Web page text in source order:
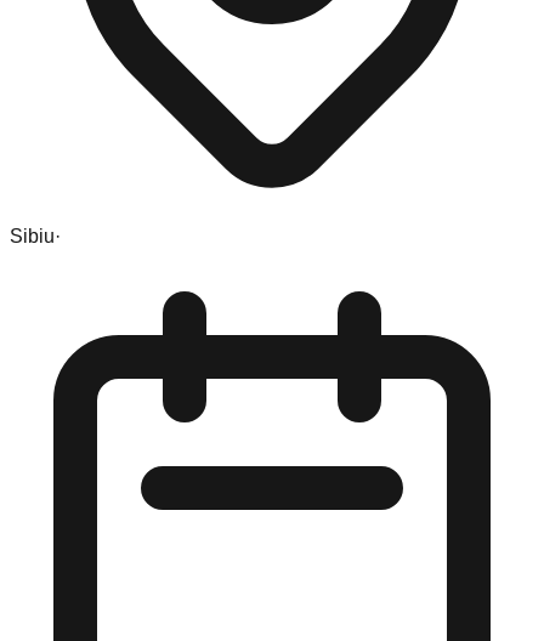
Sibiu·